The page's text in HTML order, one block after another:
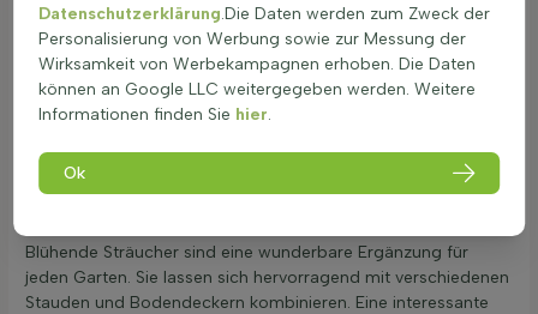
ideal für Bienen- und Schmetterlingsgärten, da sie Nektar
und Schutz bieten.
Beim Kauf von blühenden Sträuchern ist es wichtig, die
richtige Sorte für den jeweiligen Standort zu wählen.
über Freude bereiten und sind eine Bereicherung für jeden
blühenden Garten.
Blühende Sträucher sind eine wunderbare Ergänzung für
jeden Garten. Sie lassen sich hervorragend mit verschiedenen
Stauden und Bodendeckern kombinieren. Eine interessante
Datenschutzerklärung.Die Daten werden zum Zweck der
Personalisierung von Werbung sowie zur Messung der
Wirksamkeit von Werbekampagnen erhoben. Die Daten
können an Google LLC weitergegeben werden. Weitere
Informationen finden Sie hier.
Ok